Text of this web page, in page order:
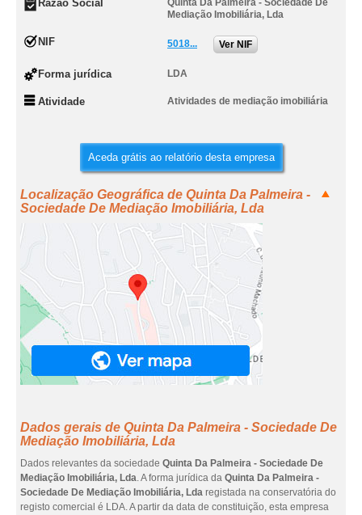
Razão Social
Quinta Da Palmeira - Sociedade De
Mediação Imobiliária, Lda
NIF 5018... Ver NIF
Forma jurídica LDA
Atividade Atividades de mediação imobiliária
Aceda grátis ao relatório desta empresa
Localização Geográfica de Quinta Da Palmeira -
Sociedade De Mediação Imobiliária, Lda
Dados gerais de Quinta Da Palmeira - Sociedade De
Mediação Imobiliária, Lda
Dados relevantes da sociedade Quinta Da Palmeira - Sociedade De
Mediação Imobiliária, Lda. A forma jurídica da Quinta Da Palmeira -
Sociedade De Mediação Imobiliária, Lda registada na conservatória do
registo comercial é LDA. A partir da data de constituição, esta empresa